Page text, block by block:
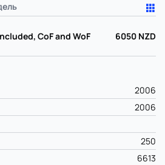
CoF and WoF
6050 NZD
2006
2006
250
6613